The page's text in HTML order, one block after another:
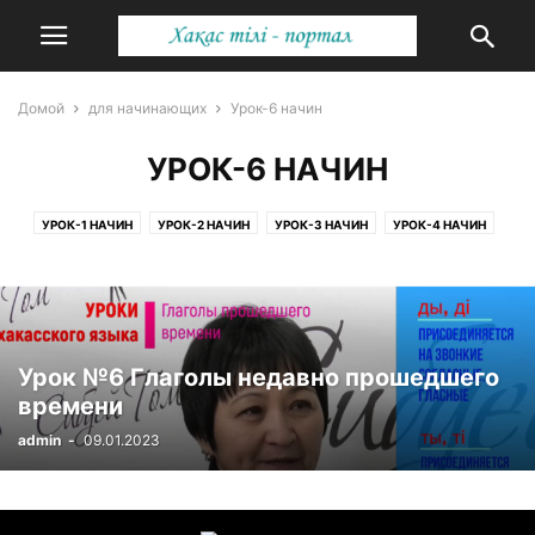
Домой для начинающих Урок-6 начин
УРОК-6 НАЧИН
УРОК-1 НАЧИН УРОК-2 НАЧИН УРОК-3 НАЧИН УРОК-4 НАЧИН
Урок №6 Глаголы недавно прошедшего
времени
admin - 09.01.2023